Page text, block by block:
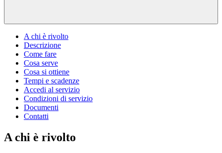
A chi è rivolto
Descrizione
Come fare
Cosa serve
Cosa si ottiene
Tempi e scadenze
Accedi al servizio
Condizioni di servizio
Documenti
Contatti
A chi è rivolto